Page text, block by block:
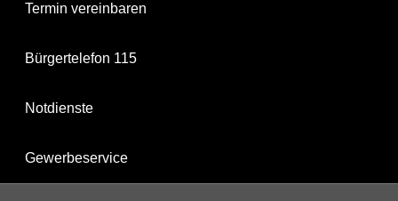
Termin vereinbaren
Bürgertelefon 115
Notdienste
Gewerbeservice